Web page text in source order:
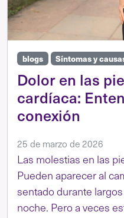
blogs Síntomas y
Dolor en las
cardíaca:
conexión
25 de marzo de 2026
Las molestias en las
Pueden aparecer al
sentado durante
noche. Pero a veces